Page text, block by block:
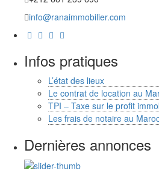
info@ranaimmobilier.com
Infos pratiques
L’état des lieux
Le contrat de location au
TPI – Taxe sur le profit
Les frais de notaire au
Dernières annonces